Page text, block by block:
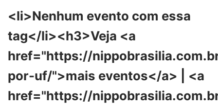
<li>Nenhum evento com essa
tag</li><h3>Veja <a
href="https://
por-uf/">mais eventos</a> | <a
href="https://